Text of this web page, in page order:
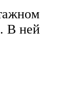
В ней